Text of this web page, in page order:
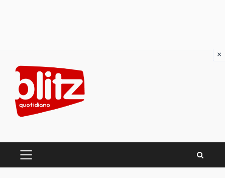
content
PRIMARY
×